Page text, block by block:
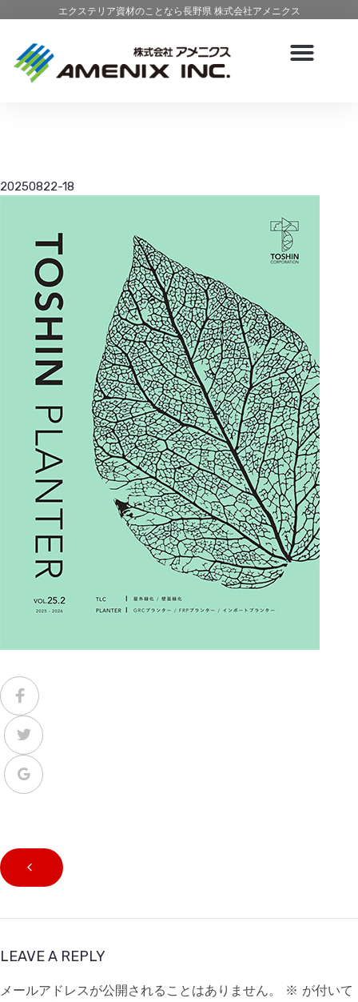
エクステリア資材のことなら長野県 株式会社アメニクス
20250822-18
LEAVE A REPLY
メールアドレスが公開されることはありません。 ※ が付いて